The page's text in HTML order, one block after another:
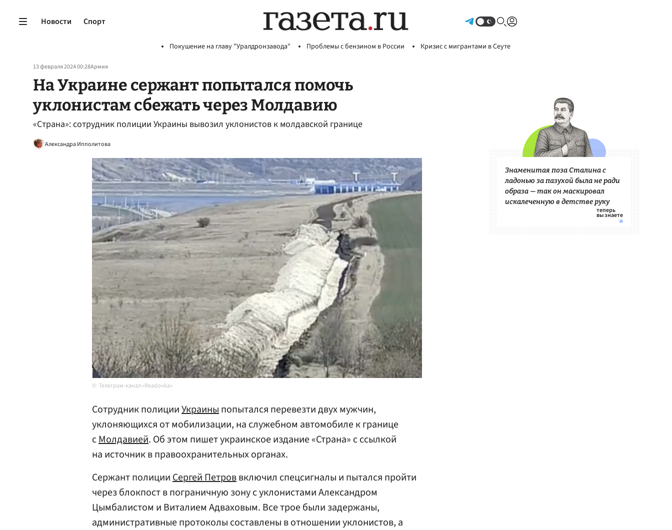
Новости Спорт
Покушение на главу "Уралдронзавода" Проблемы с бензином в России Кризис с мигрантами в Сеуте
13 февраля 2024 00:28Армия
На Украине сержант попытался помочь
уклонистам сбежать через Молдавию
«Страна»: сотрудник полиции Украины вывозил уклонистов к молдавской границе
Александра Ипполитова
Телеграм-канал «Readovka»
Сотрудник полицииУкраиныпопытался перевезти двух мужчин,
уклоняющихся от мобилизации, на служебном автомобиле к границе
сМолдавией. Об этом пишет украинское издание «Страна» с ссылкой
на источник в правоохранительных органах.
Сержант полицииСергей Петроввключил спецсигналы и пытался пройти
через блокпост в пограничную зону с уклонистами Александром
Цымбалистом и Виталием Адваховым. Все трое были задержаны,
административные протоколы составлены в отношении уклонистов, а
Знаменитая поза Сталина с
ладонью за пазухой была не ради
образа — так он маскировал
искалеченную в детстве руку